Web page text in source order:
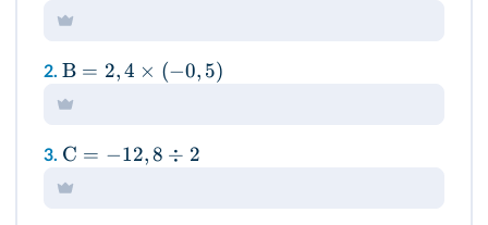
2. B = 2,4 × (−0, 5)
3. C = −12,8 ÷ 2